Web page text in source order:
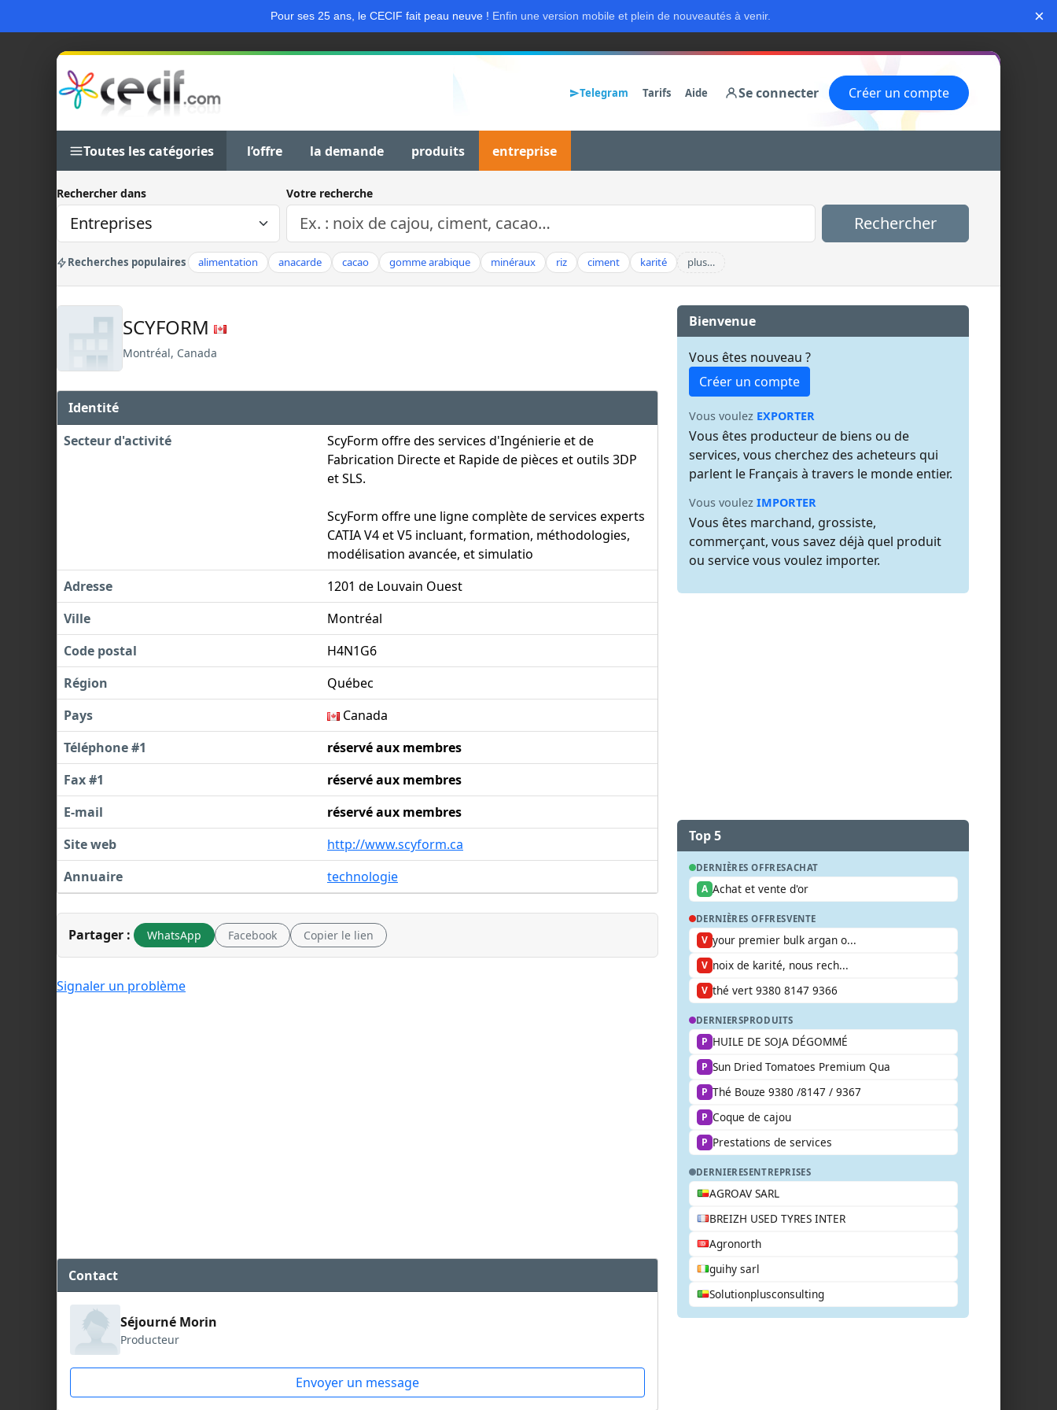
Pour ses 25 ans, le CECIF fait peau neuve ! Enfin une version mobile et plein de nouveautés à venir. ×
Telegram Tarifs Aide Se connecter Créer un compte
Toutes les catégories l’offre la demande produits entreprise
Rechercher dans Votre recherche
Rechercher
Recherches populaires alimentation anacarde cacao gomme arabique minéraux riz ciment karité plus…
SCYFORM
Montréal, Canada
Identité
Secteur d'activité
ScyForm offre des services d'Ingénierie et de
Fabrication Directe et Rapide de pièces et outils 3DP
et SLS.
ScyForm offre une ligne complète de services experts
CATIA V4 et V5 incluant, formation, méthodologies,
modélisation avancée, et simulatio
Adresse
1201 de Louvain Ouest
Ville
Montréal
Code postal
H4N1G6
Région
Québec
Pays
Canada
Téléphone #1
réservé aux membres
Fax #1
réservé aux membres
E-mail
réservé aux membres
Site web
http://www.scyform.ca
Annuaire
technologie
Partager : WhatsApp Facebook Copier le lien
Signaler un problème
Contact
Séjourné Morin
Producteur
Envoyer un message
Bienvenue
Vous êtes nouveau ?
Créer un compte
Vous voulez EXPORTER
Vous êtes producteur de biens ou de
services, vous cherchez des acheteurs qui
parlent le Français à travers le monde entier.
Vous voulez IMPORTER
Vous êtes marchand, grossiste,
commerçant, vous savez déjà quel produit
ou service vous voulez importer.
Top 5
DERNIÈRES OFFRESACHAT
A Achat et vente d'or
DERNIÈRES OFFRESVENTE
V your premier bulk argan o...
V noix de karité, nous rech...
V thé vert 9380 8147 9366
DERNIERSPRODUITS
P HUILE DE SOJA DÉGOMMÉ
P Sun Dried Tomatoes Premium Qua
P Thé Bouze 9380 /8147 / 9367
P Coque de cajou
P Prestations de services
DERNIERESENTREPRISES
AGROAV SARL
BREIZH USED TYRES INTER
Agronorth
guihy sarl
Solutionplusconsulting